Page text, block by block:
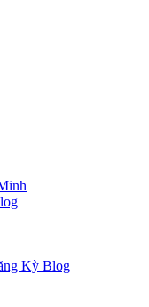
Kỳ Blog